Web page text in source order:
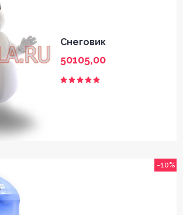
Снеговик
50105,00
-10%